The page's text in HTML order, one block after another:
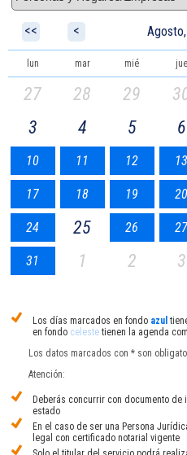
<< <
lun mar mié jue
27 28 29
3
4 5 6
10 11 12 13
17 18 19 20
24 25 26 27
31 1 2 3
Los días marcados en fondo azul
en fondo celeste tienen la agenda
Los datos marcados con * son
Atención:
Deberás concurrir con documento
estado
En el caso de ser una Persona
legal con certificado notarial vigente